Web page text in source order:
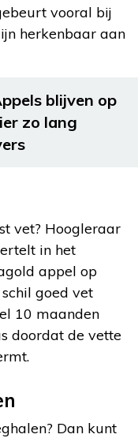
vooral bij
herkenbaar aan
blijven op
zo lang
vet? Hoogleraar
in het
appel op
goed vet
10 maanden
doordat de vette
Dan kunt